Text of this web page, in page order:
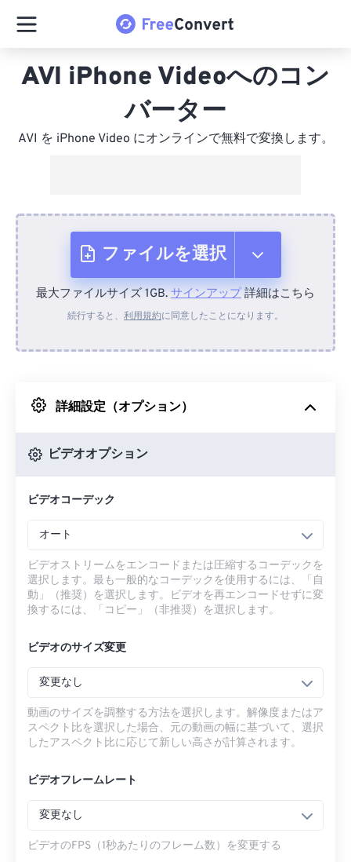
AVI iPhone Videoへのコン
バーター
AVI を iPhone Video にオンラインで無料で変換します。
ファイルを選択
デバイスから
Googleドライブから
最大ファイルサイズ 1GB. サインアップ詳細はこちら
続行すると、 利用規約に同意したことになります。
詳細設定（オプション）
ビデオオプション
ビデオコーデック
オート
ビデオストリームをエンコードまたは圧縮するコーデックを
選択します。最も一般的なコーデックを使用するには、「自
動」（推奨）を選択します。ビデオを再エンコードせずに変
換するには、「コピー」（非推奨）を選択します。
ビデオのサイズ変更
変更なし
動画のサイズを調整する方法を選択します。解像度またはア
スペクト比を選択した場合、元の動画の幅に基づいて、選択
したアスペクト比に応じて新しい高さが計算されます。
ビデオフレームレート
変更なし
ビデオのFPS（1秒あたりのフレーム数）を変更する